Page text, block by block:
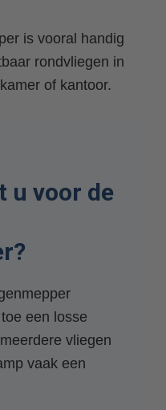
is vooral handig
rondvliegen in
of kantoor.
u voor de
een losse
vliegen
vaak een